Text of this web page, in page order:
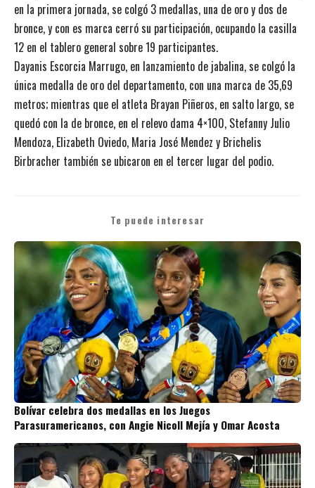
en la primera jornada, se colgó 3 medallas, una de oro y dos de
bronce, y con es marca cerró su participación, ocupando la casilla
12 en el tablero general sobre 19 participantes.
Dayanis Escorcia Marrugo, en lanzamiento de jabalina, se colgó la
única medalla de oro del departamento, con una marca de 35,69
metros; mientras que el atleta Brayan Piñeros, en salto largo, se
quedó con la de bronce, en el relevo dama 4×100, Stefanny Julio
Mendoza, Elizabeth Oviedo, Maria José Mendez y Brichelis
Birbracher también se ubicaron en el tercer lugar del podio.
Te puede interesar
Bolívar celebra dos medallas en los Juegos
Parasuramericanos, con Angie Nicoll Mejía y Omar Acosta